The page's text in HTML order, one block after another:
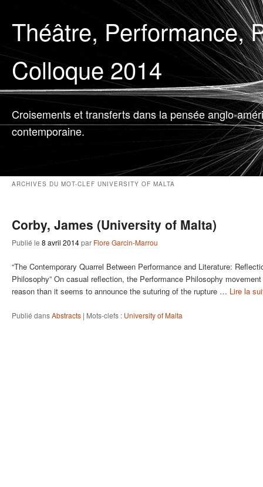
Théâtre, Performance,
Colloque 2014
Croisements et transferts dans la pensée anglo-
contemporaine.
ARCHIVES DU MOT-CLEF UNIVERSITY OF MALTA
Corby, James (University of Malta)
Publié le 8 avril 2014par Flore Garcin-Marrou
“The Contemporary Quarrel Between Performance and Literature:
Philosophy” On casual reflection, the Performance Philosophy
reason than it seems to announce the suturing of the rupture … Lire la
Publié dansAbstracts | Mots-clefs : University of Malta